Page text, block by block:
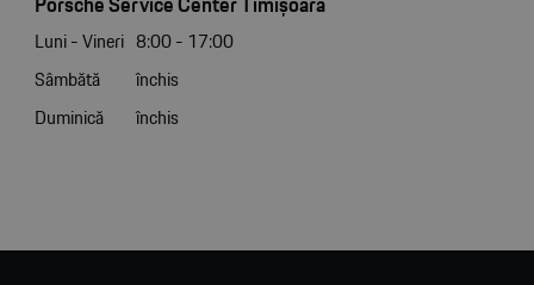
Luni - Vineri 8:00 - 17:00
Sâmbătă
închis
Duminică
închis